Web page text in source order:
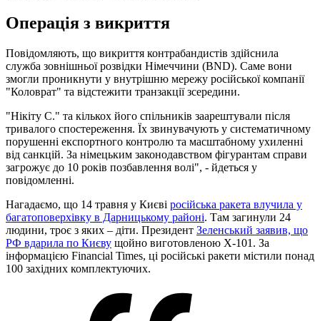
Операція з викриття
Повідомляють, що викриття контрабандистів здійснила
служба зовнішньої розвідки Німеччини (BND). Саме вони
змогли проникнути у внутрішню мережу російської компанії
"Коловрат" та відстежити транзакції зсередини.
"Нікіту С." та кількох його спільників заарештували після
тривалого спостереження. Їх звинувачують у систематичному
порушенні експортного контролю та масштабному ухиленні
від санкцій. За німецьким законодавством фігурантам справи
загрожує до 10 років позбавлення волі", - йдеться у
повідомленні.
Нагадаємо, що 14 травня у Києві російська ракета влучила у
багатоповерхівку в Дарницькому районі. Там загинули 24
людини, троє з яких – діти. Президент Зеленський заявив, що
РФ вдарила по Києву щойно виготовленою Х-101. За
інформацією Financial Times, ці російські ракети містили понад
100 західних комплектуючих.